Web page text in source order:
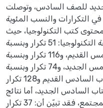
للصف السادس، وتوصلت
التكرارات والنسب المئوية
كتب التكنولوجيا، حيث
جاءت نتائج التحليل في مجال طبيعة التكنولوجيا: 51 تكرار وبنسبة
24% من المحتوى في كتاب الخامس القديم، و116 تكرار وبنسبة
53% من المحتوى في كتاب الخامس الجديد، و74 تكرار وبنسبة
مئوية 30% من المحتوى في كتاب السادس القديم و128 تكرار
كتاب السادس الجديد، أما نتائج
التحليل في مجال التكنولوجيا والمجتمع، فقد تبيّن أن: 37 تكرار